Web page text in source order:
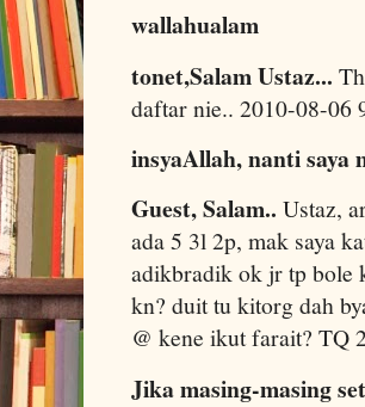
wallahualam
tonet,Salam Ustaz...
daftar nie.. 2010-08-06
insyaAllah, nanti saya
Guest, Salam.. Ustaz,
ada 5 3l 2p, mak saya
adikbradik ok jr tp bole
kn? duit tu kitorg dah
@ kene ikut farait? TQ
Jika masing-masing